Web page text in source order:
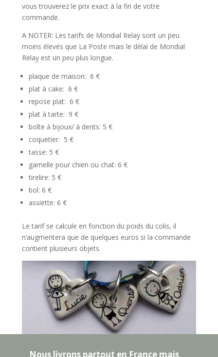
vous trouverez le prix exact à la fin de votre
commande.
A NOTER: Les tarifs de Mondial Relay sont un peu
moins élevés que La Poste mais le délai de Mondial
Relay est un peu plus longue.
plaque de maison: 6 €
plat à cake: 6 €
repose plat: 6 €
plat à tarte: 9 €
boîte à bijoux/ à dents: 5 €
coquetier: 5 €
tasse: 5 €
gamelle pour chien ou chat: 6 €
tirelire: 5 €
bol: 6 €
assiette: 6 €
Le tarif se calcule en fonction du poids du colis, il
n’augmentera que de quelques euros si la commande
contient plusieurs objets.
Nous livrons partout en France mais